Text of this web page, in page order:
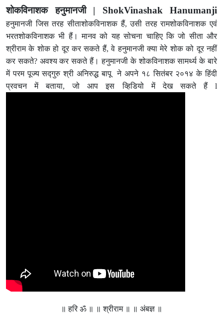
शोकविनाशक हनुमानजी | ShokVinashak Hanumanji
हनुमानजी जिस तरह सीताशोकविनाशक हैं, उसी तरह रामशोकविनाशक एवं
भरतशोकविनाशक भी हैं। मानव को यह सोचना चाहिए कि जो सीता और
श्रीराम के शोक हो दूर कर सकते हैं, वे हनुमानजी क्या मेरे शोक को दूर नहीं
कर सकते? अवश्य कर सकते हैं। हनुमानजी के शोकविनाशक सामर्थ्य के बारे
में परम पूज्य सद्गुरु श्री अनिरुद्ध बापू ने अपने १८ सितंबर २०१४ के हिंदी
प्रवचन में बताया, जो आप इस व्हिडियो में देख सकते हैं l
॥ हरि ॐ ॥ ॥ श्रीराम ॥ ॥ अंबज्ञ ॥